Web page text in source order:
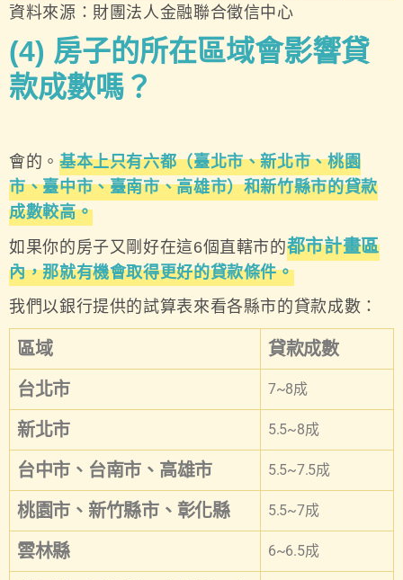
資料來源：財團法人金融聯合徵信中心
(4) 房子的所在區域會影響貸
款成數嗎？
會的。 基本上只有六都（臺北市、新北市、桃園
市、臺中市、臺南市、高雄市）和新竹縣市的貸款
成數較高。
如果你的房子又剛好在這6個直轄市的都市計畫區
內，那就有機會取得更好的貸款條件。
我們以銀行提供的試算表來看各縣市的貸款成數：
區域
貸款成數
台北市
7~8成
新北市 5.5~8成
台中市、台南市、高雄市 5.5~7.5成
桃園市、新竹縣市、彰化縣 5.5~7成
雲林縣 6~6.5成